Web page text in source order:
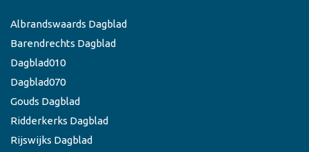
Albrandswaards Dagblad
Barendrechts Dagblad
Dagblad010
Dagblad070
Gouds Dagblad
Ridderkerks Dagblad
Rijswijks Dagblad